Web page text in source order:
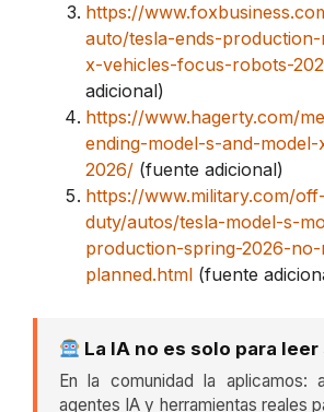
https://
auto/tesla-ends-
x-vehicles-focus-robots-
adicional)
https://www.hagerty.com/
ending-model-s-and-
2026/ (fuente adicional)
https://www.military.com/off-
duty/autos/tesla-model-s-
production-spring-2026-
planned.html (fuente
La IA no es solo para
En la comunidad la aplicamos:
agentes IA y herramientas reales